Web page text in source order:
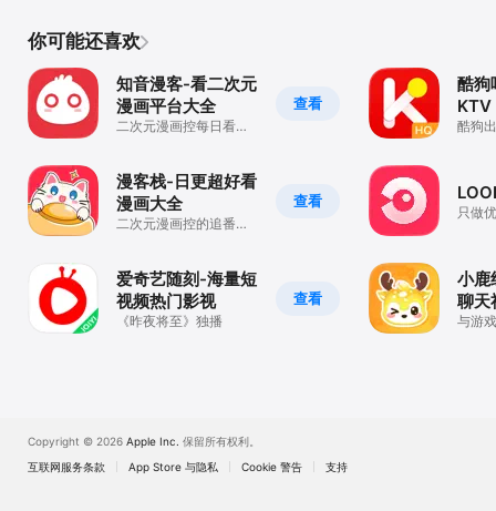
你可能还喜欢
查看
知音漫客-看二次元
漫画平台大全
二次元漫画控每日看漫
查看
漫客栈-日更超好看
漫画大全
二次元漫画控的追番阅
查看
爱奇艺随刻-海量短
视频热门影视
《昨夜将至》独播
酷狗
KTV
酷狗
只做
小鹿
聊天
与游
Copyright © 2026 Apple Inc. 保留所有权利。
互联网服务条款
App Store 与隐私 Cookie 警告 支持